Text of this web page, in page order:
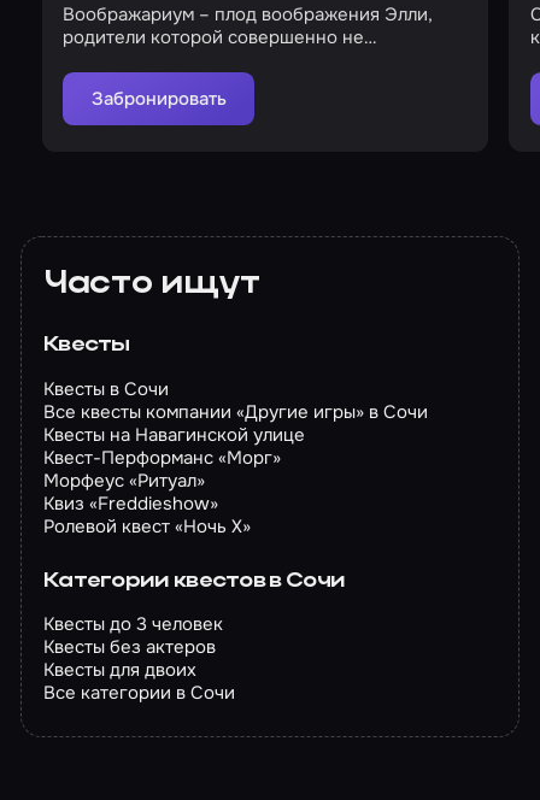
Воображариум – плод воображения Элли,
родители которой совершенно не
Забронировать
Часто ищут
Квесты
Квесты в Сочи
Все квесты компании «Другие игры» в Сочи
Квесты на Навагинской улице
Квест-Перформанс «Морг»
Морфеус «Ритуал»
Квиз «Freddieshow»
Ролевой квест «Ночь Х»
Категории квестов в Сочи
Квесты до 3 человек
Квесты без актеров
Квесты для двоих
Все категории в Сочи